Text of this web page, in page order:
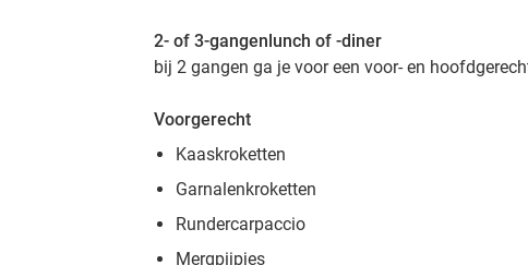
2- of 3-gangenlunch of -diner
bij 2 gangen ga je voor een voor- en
Voorgerecht
Kaaskroketten
Garnalenkroketten
Rundercarpaccio
Mergpijpjes